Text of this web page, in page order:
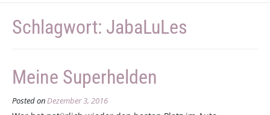
Schlagwort: JabaLuLes
Meine Superhelden
Posted onDezember 3, 2016